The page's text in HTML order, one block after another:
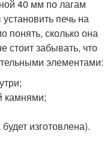
40 мм по лагам
печь на
понять, сколько она
стоит забывать, что
элементами:
камнями;
изготовлена).